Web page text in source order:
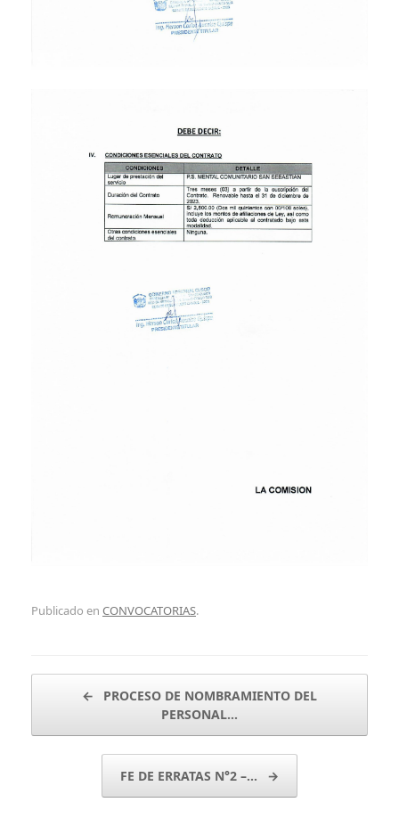
Publicado en CONVOCATORIAS.
Navegador de artículos
←
PROCESO DE NOMBRAMIENTO DEL
PERSONAL…
FE DE ERRATAS N°2 –… →